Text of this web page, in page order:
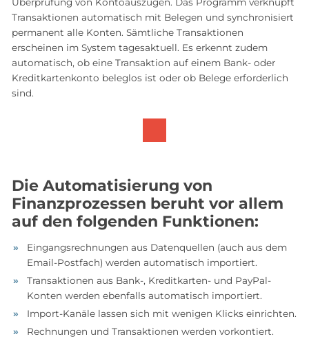
Transaktionen automatisch mit Belegen und synchronisiert
permanent alle Konten. Sämtliche Transaktionen
erscheinen im System tagesaktuell. Es erkennt zudem
automatisch, ob eine Transaktion auf einem Bank- oder
Kreditkartenkonto beleglos ist oder ob Belege erforderlich
sind.
Die Automatisierung von
Finanzprozessen beruht vor allem
auf den folgenden Funktionen:
Eingangsrechnungen aus Datenquellen (auch aus dem
Email-Postfach) werden automatisch importiert.
Transaktionen aus Bank-, Kreditkarten- und PayPal-
Konten werden ebenfalls automatisch importiert.
Import-Kanäle lassen sich mit wenigen Klicks einrichten.
Rechnungen und Transaktionen werden vorkontiert.